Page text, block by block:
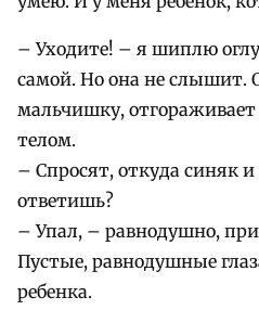
– Уходите! – я шиплю
самой. Но она не слышит.
мальчишку,
телом.
– Спросят, откуда синяк
ответишь?
– Упал, – равнодушно,
Пустые, равнодушные
ребенка.